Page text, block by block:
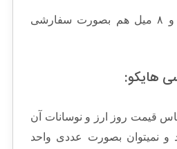
هایکو پنل های ۳ میل و ۸ میل هم بصورت سفارشی
هایکو:
قیمت روز ارز و نوسانات آن
نمیتوان بصورت عددی واحد